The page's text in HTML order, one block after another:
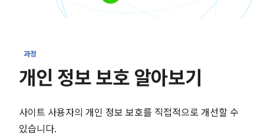
과정
개인 정보 보호 알아보기
사이트 사용자의 개인 정보 보호를 직접적으로 개선할 수
있습니다.